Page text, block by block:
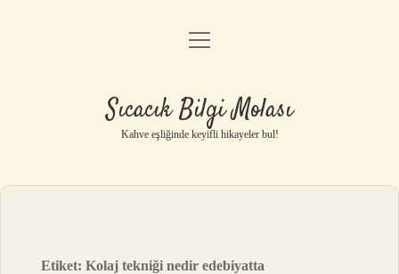
Anasayfa
Yasal Uyarı
menüyü
Sıcacık Bilgi Molası
Kahve eşliğinde keyifli hikayeler bul!
Etiket:Kolaj tekniği nedir edebiyatta